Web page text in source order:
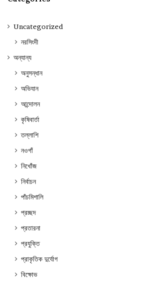
Uncategorized
নরসিংদী
অন্যান্য
অনুসন্ধান
অভিযান
আন্দোলন
কৃষিবার্তা
তল্লাশি
নওগাঁ
নিখোঁজ
নির্বাচন
পাঁচমিশালি
প্রচ্ছদ
প্রতারনা
প্রযুক্তি
প্রাকৃতিক দুর্যোগ
বিক্ষোভ